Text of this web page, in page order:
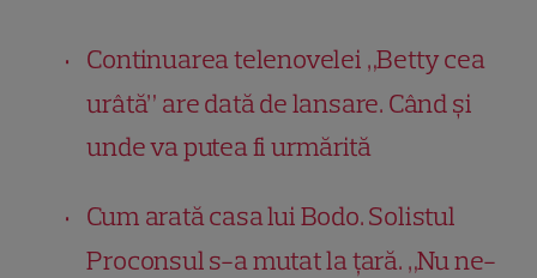
Continuarea telenovelei „Betty cea
urâtă” are dată de lansare. Când și
unde va putea fi urmărită
Cum arată casa lui Bodo. Solistul
Proconsul s-a mutat la țară. „Nu ne-